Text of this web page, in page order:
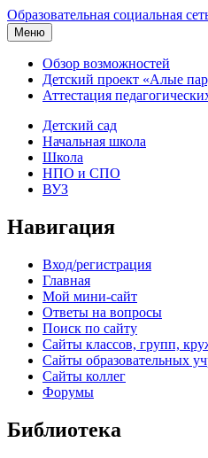
Образовательная социальная
Меню
Обзор возможностей
Детский проект «Алые
Аттестация
Детский сад
Начальная школа
Школа
НПО и СПО
ВУЗ
Навигация
Вход/регистрация
Главная
Мой мини-сайт
Ответы на вопросы
Поиск по сайту
Сайты классов, групп,
Сайты образовательных
Сайты коллег
Форумы
Библиотека